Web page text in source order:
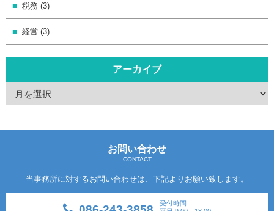
税務 (3)
経営 (3)
アーカイブ
お問い合わせ
CONTACT
当事務所に対するお問い合わせは、下記よりお願い致します。
受付時間